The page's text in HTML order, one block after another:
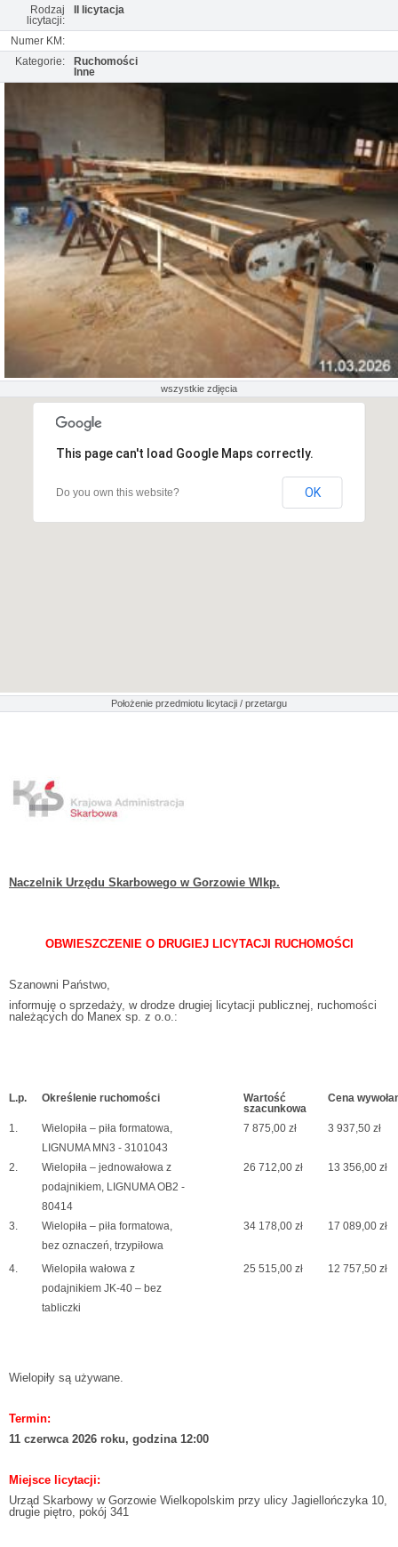
Rodzaj
licytacji:
II licytacja
Numer KM:
Kategorie:
Ruchomości
Inne
wszystkie zdjęcia
This page can't load Google Maps correctly.
Do you own this website? OK
Położenie przedmiotu licytacji / przetargu
Naczelnik Urzędu Skarbowego w Gorzowie Wlkp.
OBWIESZCZENIE O DRUGIEJ LICYTACJI RUCHOMOŚCI
Szanowni Państwo,
informuję o sprzedaży, w drodze drugiej licytacji publicznej, ruchomości
należących do Manex sp. z o.o.:
L.p. Określenie ruchomości
Wartość
szacunkowa
Cena
1.
Wielopiła – piła formatowa,
LIGNUMA MN3 - 3101043
7 875,00 zł 3 937,50 zł
2.
Wielopiła – jednowałowa z
podajnikiem, LIGNUMA OB2 -
80414
26 712,00 zł 13 356,00 zł
3.
Wielopiła – piła formatowa,
bez oznaczeń, trzypiłowa
34 178,00 zł 17 089,00 zł
4.
Wielopiła wałowa z
podajnikiem JK-40 – bez
tabliczki
25 515,00 zł 12 757,50 zł
Wielopiły są używane.
Termin:
11 czerwca 2026 roku, godzina 12:00
Miejsce licytacji:
Urząd Skarbowy w Gorzowie Wielkopolskim przy ulicy Jagiellończyka 10,
drugie piętro, pokój 341